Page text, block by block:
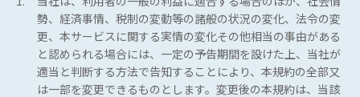
勢、経済事情、税制の変動等の諸般の状況の変化、法令の変
更、本サービスに関する実情の変化その他相当の事由がある
と認められる場合には、一定の予告期間を設けた上、当社が
適当と判断する方法で告知することにより、本規約の全部又
は一部を変更できるものとします。変更後の本規約は、当該